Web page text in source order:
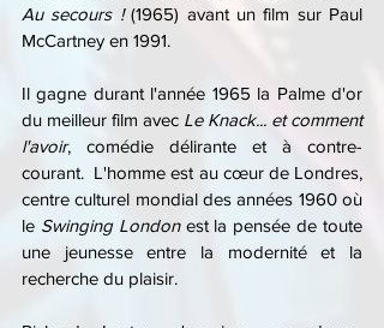
Au secours ! (1965) avant un film sur Paul
McCartney en 1991.
Il gagne durant l'année 1965 la Palme d'or
du meilleur film avec Le Knack... et comment
l'avoir, comédie délirante et à contre-
courant.  L'homme est au cœur de Londres,
centre culturel mondial des années 1960 où
le Swinging London est la pensée de toute
une jeunesse entre la modernité et la
recherche du plaisir.